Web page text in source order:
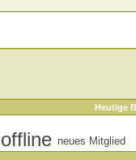
Heutige
neues Mitglied